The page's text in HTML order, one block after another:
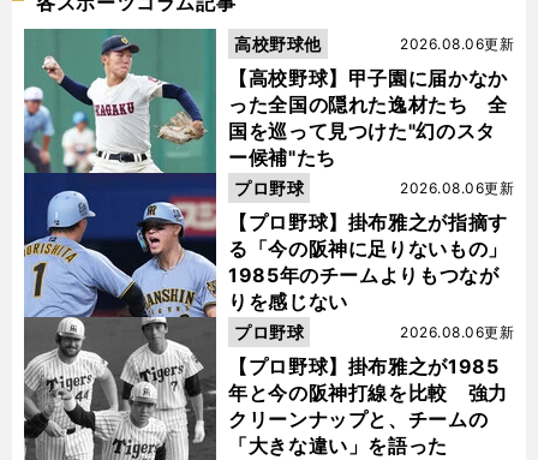
【高校野球】甲子園に届かなか
った全国の隠れた逸材たち 全
国を巡って見つけた"幻のスタ
ー候補"たち
2026.08.06更新
高校野球他
【プロ野球】掛布雅之が指摘す
る「今の阪神に足りないもの」
1985年のチームよりもつなが
りを感じない
2026.08.06更新
プロ野球
【プロ野球】掛布雅之が1985
年と今の阪神打線を比較 強力
クリーンナップと、チームの
「大きな違い」を語った
2026.08.06更新
プロ野球